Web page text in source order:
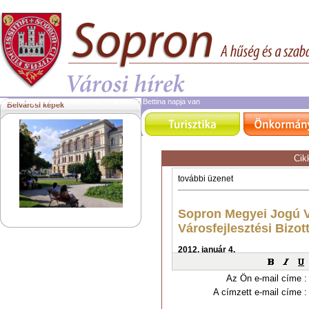
2026. augusztus 6.csütörtök | ma Berta, Bettina napja van
Belvárosi képek
Az Ön e-mail címe :
A címzett e-mail címe :